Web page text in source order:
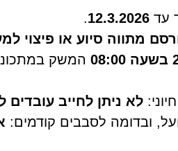
עד 12.3.2026
.
מתווה סיוע או פיצוי
המשק
לא ניתן לחייב עובדים
ובדומה לסבבים קודמים: